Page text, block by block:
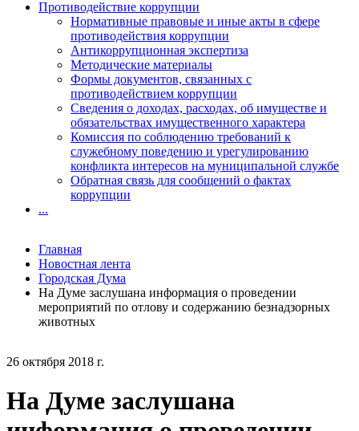
26 октября 2018 г.
На Думе заслушана
Противодействие коррупции
Нормативные правовые и иные акты в сфере
противодействия коррупции
Антикоррупционная экспертиза
Методические материалы
Формы документов, связанных с
противодействием коррупции
Сведения о доходах, расходах, об имуществе и
обязательствах имущественного характера
Комиссия по соблюдению требований к
служебному поведению и урегулированию
конфликта интересов на муниципальной службе
Обратная связь для сообщений о фактах
коррупции
...
Главная
Новостная лента
Городская Дума
На Думе заслушана информация о проведении
мероприятий по отлову и содержанию безнадзорных
животных